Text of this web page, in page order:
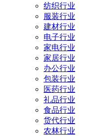
纺织行业
服装行业
建材行业
电子行业
家电行业
家居行业
办公行业
包装行业
医药行业
礼品行业
食品行业
货代行业
农林行业